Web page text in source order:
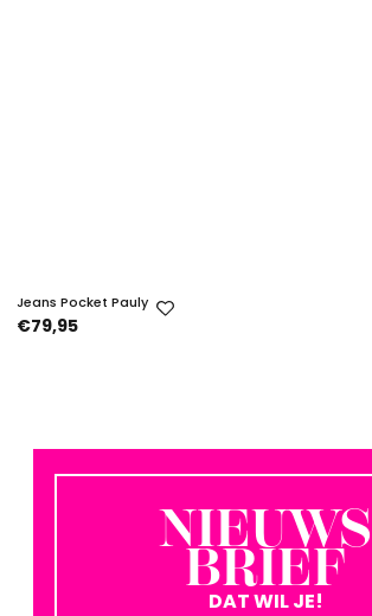
Jeans Pocket Pauly
€79,95
NIEUWS
BRIEF
DAT WIL JE!